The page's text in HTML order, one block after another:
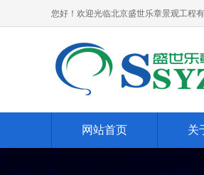
您好！欢迎光临北京盛世乐章景观工程
网站首页 关